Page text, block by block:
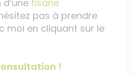
tisane
pas à prendre
moi en cliquant sur le
!